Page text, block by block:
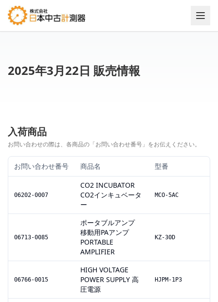
2025年3月22日 販売情報
入荷商品
お問い合わせの際は、各商品の「お問い合わせ番号」をお伝えください。
お問い合わせ番号 商品名 型番
06202-0007
CO2 INCUBATOR
CO2インキュベータ
ー
MCO-5AC
06713-0085
ポータブルアンプ
移動用PAアンプ
PORTABLE
AMPLIFIER
KZ-30D
06766-0015
HIGH VOLTAGE
POWER SUPPLY 高
圧電源
HJPM-1P3